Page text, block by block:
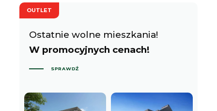
OUTLET
Ostatnie wolne mieszkania!
W promocyjnych cenach!
SPRAWDŹ